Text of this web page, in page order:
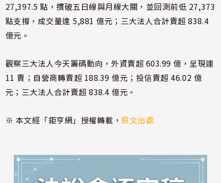
27,397.5 點，摜破五日線與月線大關，並回測前低 27,373
點支撐，成交量達 5,881 億元；三大法人合計賣超 838.4
億元。
觀察三大法人今天籌碼動向，外資賣超 603.99 億，呈現連
11 賣；自營商轉賣超 188.39 億元；投信賣超 46.02 億
元；三大法人合計賣超 838.4 億元。
※ 本文經「鉅亨網」授權轉載，原文出處